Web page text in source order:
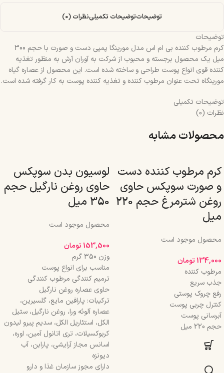
توضیحاتتوضیحات تکمیلینظرات (0)
توضیحات
کرم مرطوب کننده بی ام اس مدل مورینگا پمپی دست و صورت با حجم 300
میل یک محصول برجسته و محبوب از شرکت به آوران آرش به منظور تغذیه
کننده قوی انواع پوست طراحی و ساخته شده است. این محصول از عصاره گیاه
مورینگاه تحت عنوان مرطوب کننده و تغذیه کننده پوست به کار گرفته شده است.
توضیحات تکمیلی
نظرات (0)
محصولات مشابه
کرم مرطوب کننده دست
و صورت سوپکس حاوی
روغن شترمرغ حجم 220
میل
محصول موجود است
134,000تومان
مرطوب کننده
جذب سریع
رفع چروک پوستی
کنترل چربی پوست
آبرسانی پوست
حجم 220 میل
لوسیون بدن سوپکس
حاوی روغن نارگیل حجم
350 میل
محصول موجود است
153,500تومان
وزن 350 گرم
مناسب برای انواع پوست
ترمیم کنندگی مرطوب کنندگی
حاوی عصاره روغن نارگیل
ترکیبات: پارافین مایع، گلسیرین،
عصاره آلوئه ورا، روغن نارگیل، ستیل
الکل، استئاریل الکل، سدیم پیرو لیدون
کربوکسیلات، تری اتانول آمین، اوره،
اسانس مجاز آرایشی، پارابن، آب
دیونزه
دارای مجوز سازمان غذا و دارو